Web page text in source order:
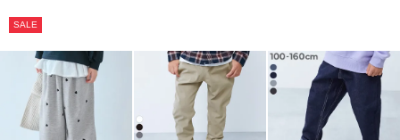
ド・
ヘ
ル
デ
ビ
SALE